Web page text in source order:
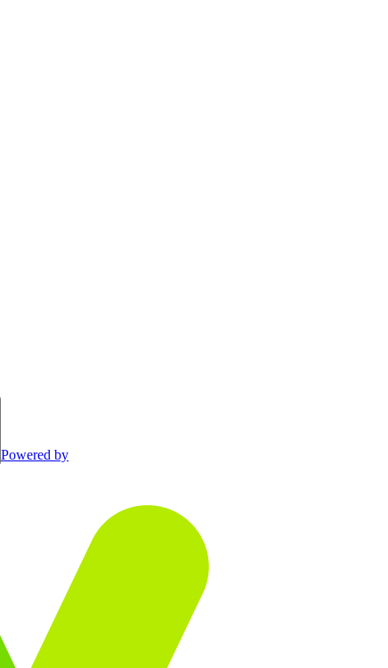
Powered by